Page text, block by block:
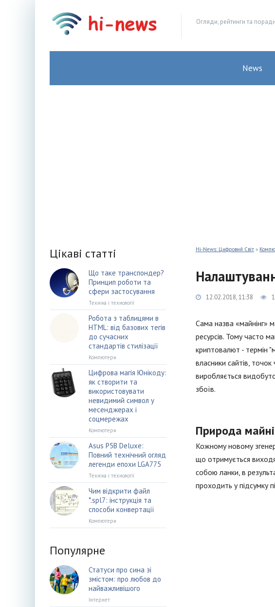
Огляди, рейтинги та
News
Hi-News: Цифровий Світ »
12.02.2018, 11:38
Сама назва «майнінг»
ресурсів. Тому часто
криптовалют - термін
власники сайтів,
виробляється
збоїв.
Природа
Кожному новому
що отримується
собою ланки, в
проходить у підсумку
Цікаві статті
Що таке транспондер?
Принцип роботи та
сфери застосування
Техніка і технології
Робота з таблицями в
HTML: від базових тегів
до сучасних
стандартів стилізації
Компютери
Цифрова магія Юнікоду:
як створити та
використовувати
невидимий символ у
месенджерах і
соцмережах
Компютери
Asus P5B Deluxe:
Повний технічний огляд
легенди епохи LGA775
Техніка і технології
Чим відкрити файл
*.spl7: інструкція та
способи конвертації
Компютери
Популярне
Статуси про сина зі
змістом: про любов до
найважливішого
Інтернет